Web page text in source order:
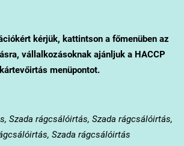
kérjük, kattintson a főmenüben az
vállalkozásoknak ajánljuk a HACCP
kártevőirtás menüpontot.
Szada rágcsálóirtás, Szada rágcsálóirtás,
Szada rágcsálóirtás